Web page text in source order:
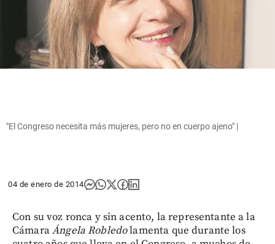
"El Congreso necesita más mujeres, pero no en cuerpo ajeno" |
04 de enero de 2014
Con su voz ronca y sin acento, la representante a la
CámaraÁngela Robledolamenta que durante los